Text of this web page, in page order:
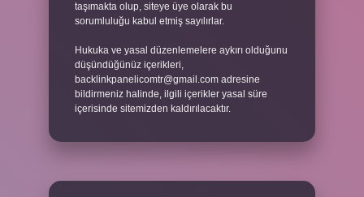
taşımakta olup, siteye üye olarak bu
sorumluluğu kabul etmiş sayılırlar.
Hukuka ve yasal düzenlemelere aykırı olduğunu
düşündüğünüz içerikleri,
backlinkpanelicomtr@gmail.com adresine
bildirmeniz halinde, ilgili içerikler yasal süre
içerisinde sitemizden kaldırılacaktır.